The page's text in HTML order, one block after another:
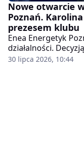
Nowe otwarcie
Poznań.
prezesem klubu
Enea Energetyk
działalności.
klubu funkcję
30 lipca 2026, 10:44